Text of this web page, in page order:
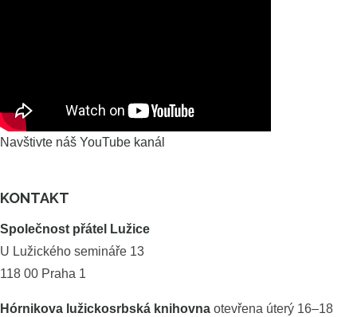
Navštivte náš YouTube kanál
KONTAKT
Společnost přátel Lužice
U Lužického semináře 13
118 00 Praha 1
Hórnikova lužickosrbská knihovna otevřena úterý 16–18